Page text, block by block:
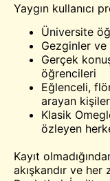
Yaygın kullanıcı
Üniversite
Gezginler
Gerçek
öğrencileri
Eğlenceli,
arayan kişiler
Klasik
özleyen
Kayıt
akışkandır ve